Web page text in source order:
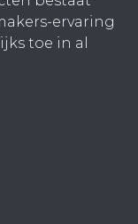
ervaring
toe in al